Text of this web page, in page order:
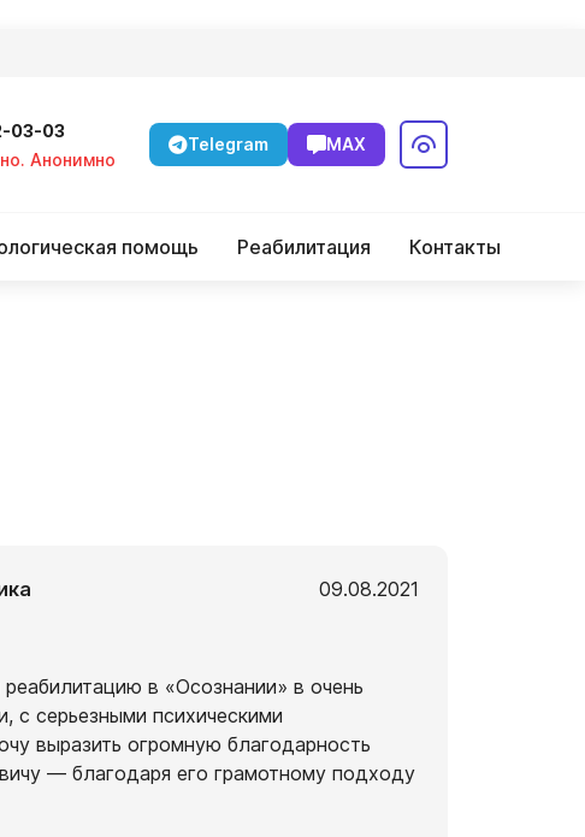
03-03
Анонимно
Telegram MAX
помощь Реабилитация Контакты
09.08.2021
в «Осознании» в очень
с серьезными психическими
выразить огромную благодарность
— благодаря его грамотному подходу